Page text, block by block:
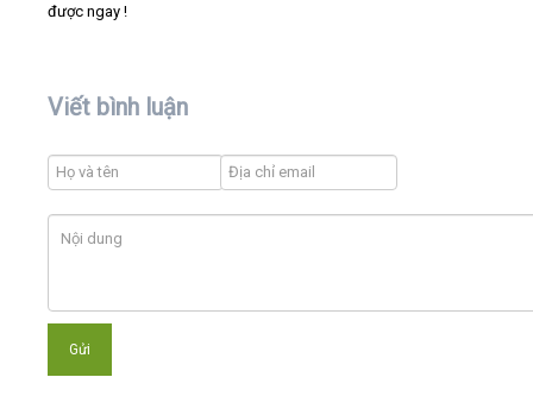
được ngay !
Viết bình luận